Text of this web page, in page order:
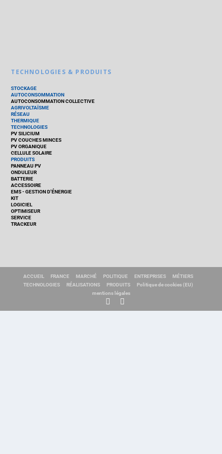
TECHNOLOGIES & PRODUITS
STOCKAGE
AUTOCONSOMMATION
AUTOCONSOMMATION COLLECTIVE
AGRIVOLTAÏSME
RÉSEAU
THERMIQUE
TECHNOLOGIES
PV SILICIUM
PV COUCHES MINCES
PV ORGANIQUE
CELLULE SOLAIRE
PRODUITS
PANNEAU PV
ONDULEUR
BATTERIE
ACCESSOIRE
EMS - GESTION D'ÉNERGIE
KIT
LOGICIEL
OPTIMISEUR
SERVICE
TRACKEUR
ACCUEIL FRANCE MARCHÉ POLITIQUE ENTREPRISES
MÉTIERS
TECHNOLOGIES
RÉALISATIONS PRODUITS
Politique de cookies (EU)
mentions légales